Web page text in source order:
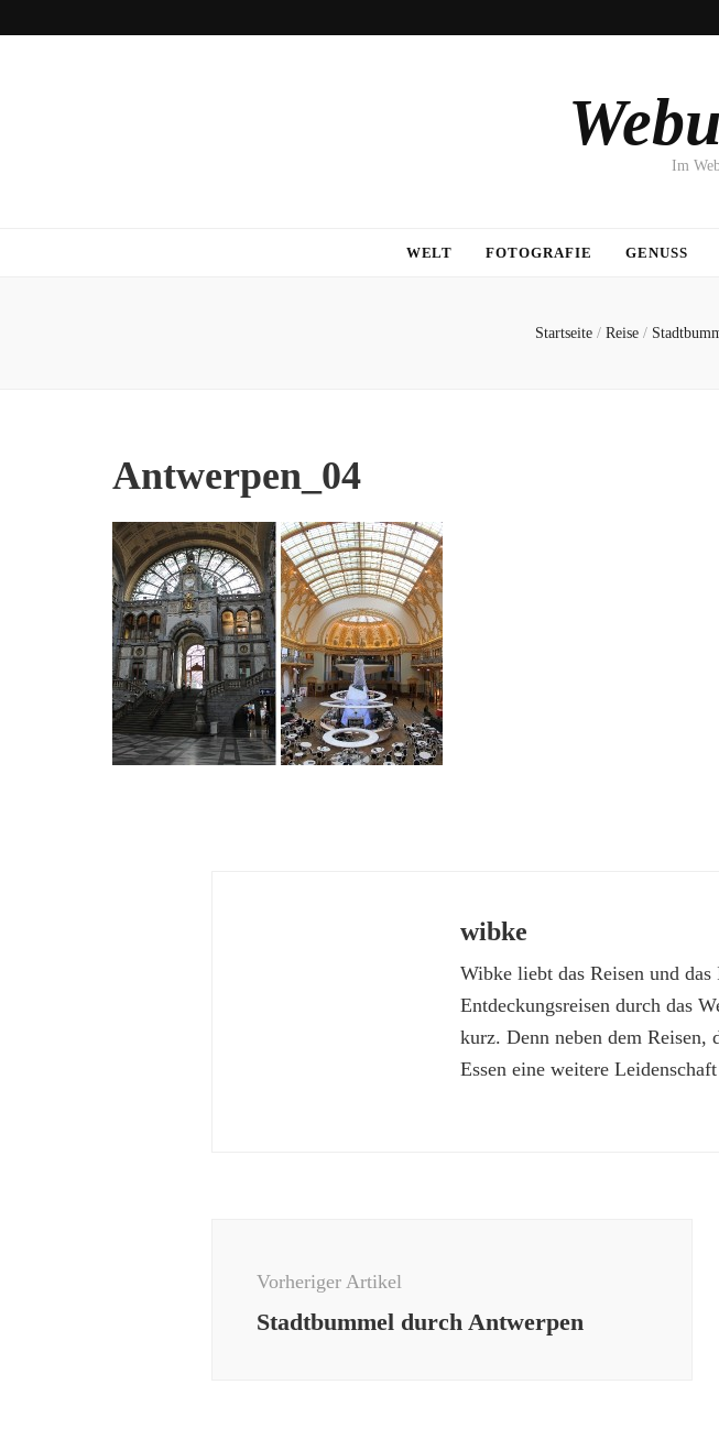
Im
WELT FOTOGRAFIE GENUSS
Startseite / Reise /
Antwerpen_04
wibke
Wibke liebt das Reisen und
Entdeckungsreisen durch das
kurz. Denn neben dem Reisen,
Essen eine weitere
Vorheriger Artikel
Stadtbummel durch Antwerpen